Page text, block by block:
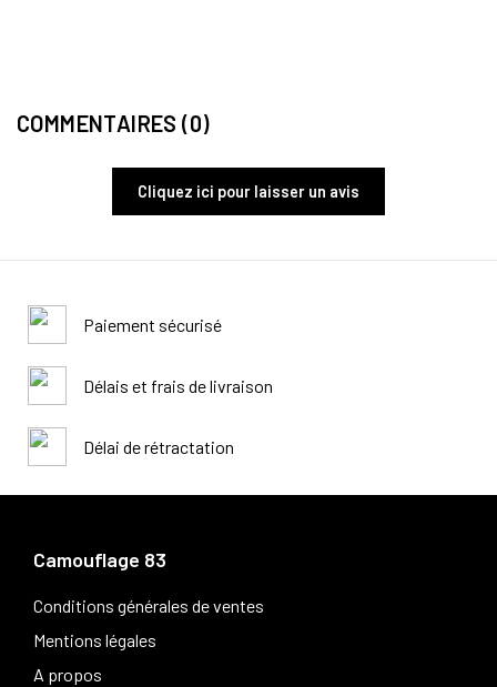
COMMENTAIRES (0)
Cliquez ici pour laisser un avis
Paiement sécurisé
Délais et frais de livraison
Délai de rétractation
Camouflage 83
Conditions générales de ventes
Mentions légales
A propos